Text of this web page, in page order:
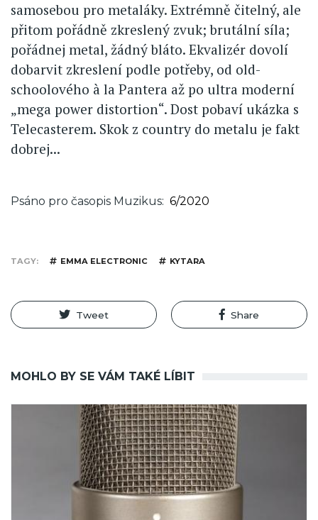
samosebou pro metaláky. Extrémně čitelný, ale
přitom pořádně zkreslený zvuk; brutální síla;
pořádnej metal, žádný bláto. Ekvalizér dovolí
dobarvit zkreslení podle potřeby, od old-
schoolového à la Pantera až po ultra moderní
„mega power distortion“. Dost pobaví ukázka s
Telecasterem. Skok z country do metalu je fakt
dobrej...
Psáno pro časopis Muzikus 6/2020
TAGY EMMA ELECTRONIC KYTARA
Tweet Share
MOHLO BY SE VÁM TAKÉ LÍBIT